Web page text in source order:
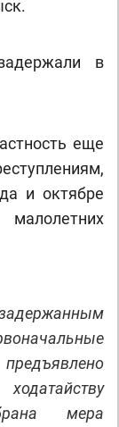
в
еще
и октябре
мера